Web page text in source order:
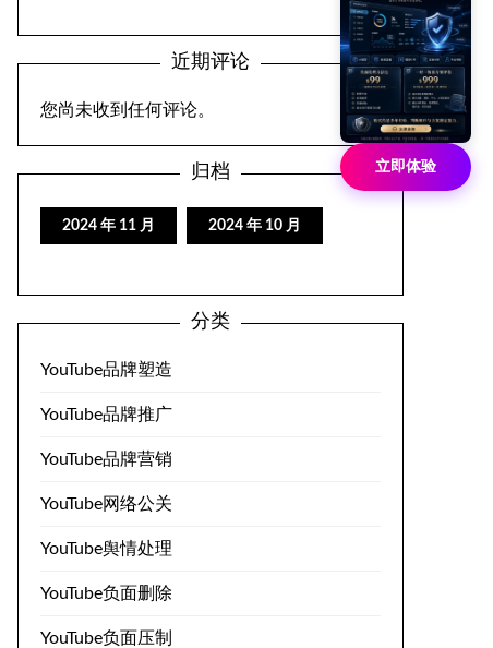
近期评论
您尚未收到任何评论。
归档
2024 年 11 月 2024 年 10 月
分类
YouTube品牌塑造
YouTube品牌推广
YouTube品牌营销
YouTube网络公关
YouTube舆情处理
YouTube负面删除
YouTube负面压制
立即体验